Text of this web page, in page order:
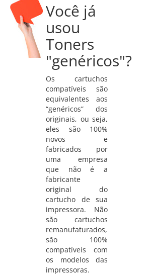
Você já
usou
Toners
"genéricos"?
Os cartuchos
compatíveis são
equivalentes aos
“genéricos” dos
originais, ou seja,
eles são 100%
novos e
fabricados por
uma empresa
que não é a
fabricante
original do
cartucho de sua
impressora. Não
são cartuchos
remanufaturados,
são 100%
compatíveis com
os modelos das
impressoras.